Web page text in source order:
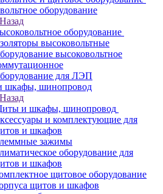
оборудование
Назад
оборудование
высоковольтные
высоковольтное
для ЛЭП
шинопровод
Назад
и шкафы, шинопровод
и комплектующие для
и шкафов
зажимы
оборудование для
и шкафов
щитовое оборудование
щитов и шкафов